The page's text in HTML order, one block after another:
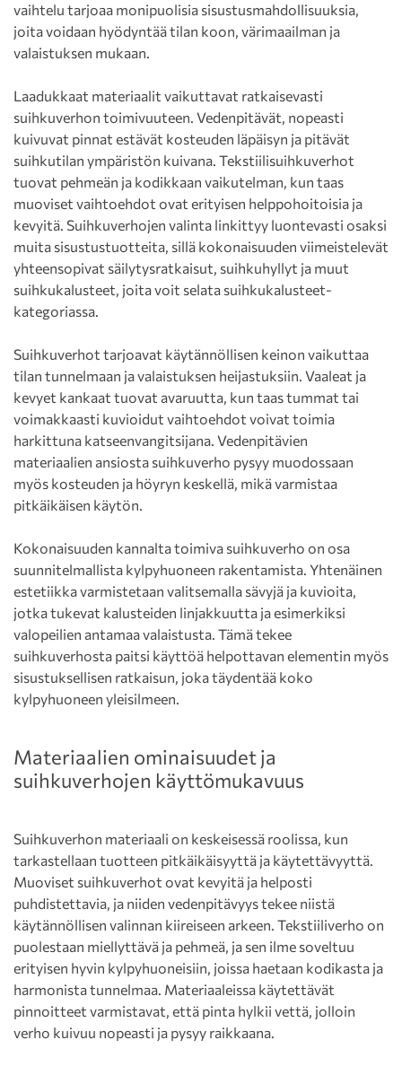
vaihtelu tarjoaa monipuolisia sisustusmahdollisuuksia,
joita voidaan hyödyntää tilan koon, värimaailman ja
valaistuksen mukaan.
Laadukkaat materiaalit vaikuttavat ratkaisevasti
suihkuverhon toimivuuteen. Vedenpitävät, nopeasti
kuivuvat pinnat estävät kosteuden läpäisyn ja pitävät
suihkutilan ympäristön kuivana. Tekstiilisuihkuverhot
tuovat pehmeän ja kodikkaan vaikutelman, kun taas
muoviset vaihtoehdot ovat erityisen helppohoitoisia ja
kevyitä. Suihkuverhojen valinta linkittyy luontevasti osaksi
muita sisustustuotteita, sillä kokonaisuuden viimeistelevät
yhteensopivat säilytysratkaisut, suihkuhyllyt ja muut
suihkukalusteet, joita voit selata suihkukalusteet-
kategoriassa.
Suihkuverhot tarjoavat käytännöllisen keinon vaikuttaa
tilan tunnelmaan ja valaistuksen heijastuksiin. Vaaleat ja
kevyet kankaat tuovat avaruutta, kun taas tummat tai
voimakkaasti kuvioidut vaihtoehdot voivat toimia
harkittuna katseenvangitsijana. Vedenpitävien
materiaalien ansiosta suihkuverho pysyy muodossaan
myös kosteuden ja höyryn keskellä, mikä varmistaa
pitkäikäisen käytön.
Kokonaisuuden kannalta toimiva suihkuverho on osa
suunnitelmallista kylpyhuoneen rakentamista. Yhtenäinen
estetiikka varmistetaan valitsemalla sävyjä ja kuvioita,
jotka tukevat kalusteiden linjakkuutta ja esimerkiksi
valopeilien antamaa valaistusta. Tämä tekee
suihkuverhosta paitsi käyttöä helpottavan elementin myös
sisustuksellisen ratkaisun, joka täydentää koko
kylpyhuoneen yleisilmeen.
Materiaalien ominaisuudet ja
suihkuverhojen käyttömukavuus
Suihkuverhon materiaali on keskeisessä roolissa, kun
tarkastellaan tuotteen pitkäikäisyyttä ja käytettävyyttä.
Muoviset suihkuverhot ovat kevyitä ja helposti
puhdistettavia, ja niiden vedenpitävyys tekee niistä
käytännöllisen valinnan kiireiseen arkeen. Tekstiiliverho on
puolestaan miellyttävä ja pehmeä, ja sen ilme soveltuu
erityisen hyvin kylpyhuoneisiin, joissa haetaan kodikasta ja
harmonista tunnelmaa. Materiaaleissa käytettävät
pinnoitteet varmistavat, että pinta hylkii vettä, jolloin
verho kuivuu nopeasti ja pysyy raikkaana.